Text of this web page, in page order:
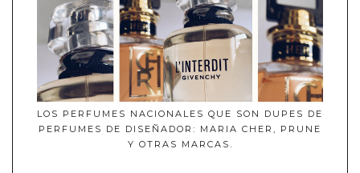
LOS PERFUMES NACIONALES QUE SON DUPES DE
PERFUMES DE DISEÑADOR: MARIA CHER, PRUNE
Y OTRAS MARCAS.